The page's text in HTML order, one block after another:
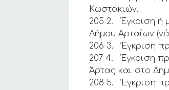
Κωστακιών.
205 2. Έγκριση ή
Δήμου Αρταίων
206 3. Έγκριση
207 4. Έγκριση
Άρτας και στο
208 5. Έγκριση